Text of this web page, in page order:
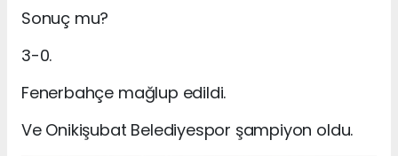
Sonuç mu?
3-0.
Fenerbahçe mağlup edildi.
Ve Onikişubat Belediyespor şampiyon oldu.